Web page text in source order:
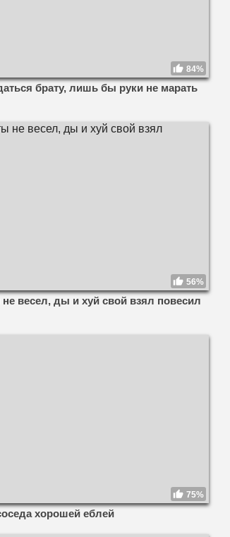
84%
брату, лишь бы руки не марать
56%
весел, ды и хуй свой взял повесил
75%
хорошей еблей